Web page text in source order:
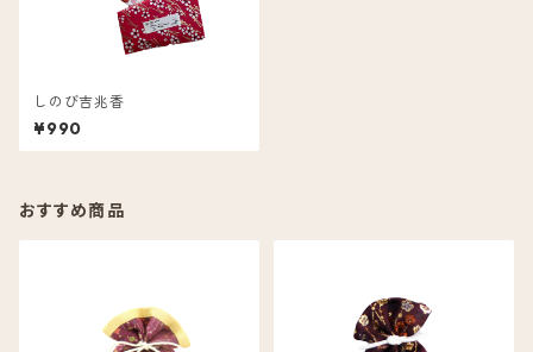
しのび吉兆香
¥990
おすすめ商品